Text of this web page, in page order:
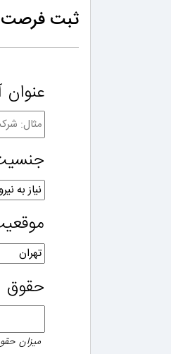
ثبت
حقوق
میزان